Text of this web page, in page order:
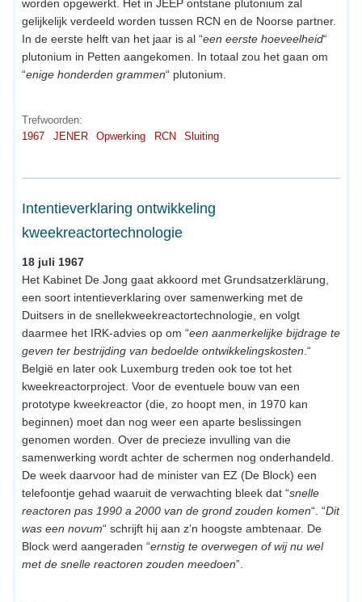
worden opgewerkt. Het in JEEP ontstane plutonium zal
gelijkelijk verdeeld worden tussen RCN en de Noorse partner.
In de eerste helft van het jaar is al “een eerste hoeveelheid“
plutonium in Petten aangekomen. In totaal zou het gaan om
“enige honderden grammen“ plutonium.
Trefwoorden:
1967
JENER Opwerking RCN Sluiting
Intentieverklaring ontwikkeling
kweekreactortechnologie
18 juli 1967
Het Kabinet De Jong gaat akkoord met Grundsatzerklärung,
een soort intentieverklaring over samenwerking met de
Duitsers in de snellekweekreactortechnologie, en volgt
daarmee het IRK-advies op om “een aanmerkelijke bijdrage te
geven ter bestrijding van bedoelde ontwikkelingskosten .“
België en later ook Luxemburg treden ook toe tot het
kweekreactorproject. Voor de eventuele bouw van een
prototype kweekreactor (die, zo hoopt men, in 1970 kan
beginnen) moet dan nog weer een aparte beslissingen
genomen worden. Over de precieze invulling van die
samenwerking wordt achter de schermen nog onderhandeld.
De week daarvoor had de minister van EZ (De Block) een
telefoontje gehad waaruit de verwachting bleek dat “snelle
reactoren pas 1990 a 2000 van de grond zouden komen“. “Dit
was een novum“ schrijft hij aan z’n hoogste ambtenaar. De
Block werd aangeraden “ernstig te overwegen of wij nu wel
met de snelle reactoren zouden meedoen”.